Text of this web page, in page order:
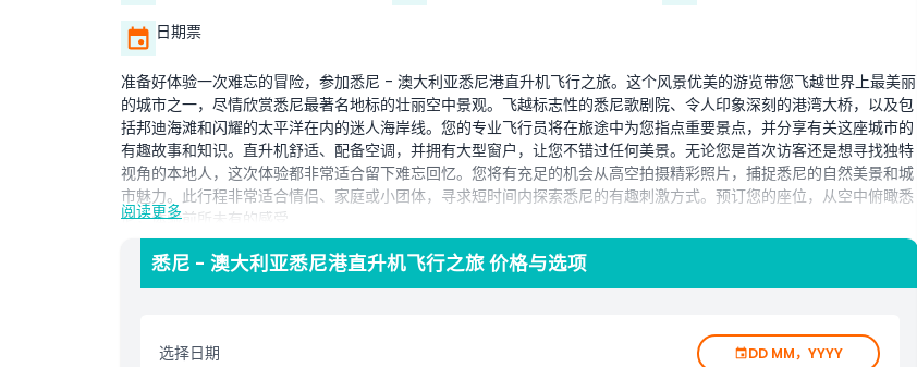
日期票
准备好体验一次难忘的冒险，参加悉尼 - 澳大利亚悉尼港直升机飞行之旅。这个风景优美的游览带您飞越世界上最美丽
的城市之一，尽情欣赏悉尼最著名地标的壮丽空中景观。飞越标志性的悉尼歌剧院、令人印象深刻的港湾大桥，以及包
括邦迪海滩和闪耀的太平洋在内的迷人海岸线。您的专业飞行员将在旅途中为您指点重要景点，并分享有关这座城市的
有趣故事和知识。直升机舒适、配备空调，并拥有大型窗户，让您不错过任何美景。无论您是首次访客还是想寻找独特
视角的本地人，这次体验都非常适合留下难忘回忆。您将有充足的机会从高空拍摄精彩照片，捕捉悉尼的自然美景和城
市魅力。此行程非常适合情侣、家庭或小团体，寻求短时间内探索悉尼的有趣刺激方式。预订您的座位，从空中俯瞰悉
尼，体验前所未有的感受
亮点
包含项
阅读更多
悉尼 - 澳大利亚悉尼港直升机飞行之旅 价格与选项
选择日期 DD MM，YYYY